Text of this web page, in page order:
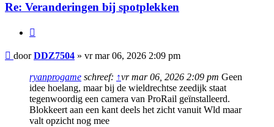
Re: Veranderingen bij spotplekken
Bericht
doorDDZ7504 » vr mar 06, 2026 2:09 pm
ryanprogame schreef: ↑vr mar 06, 2026 2:09 pm Geen
idee hoelang, maar bij de wieldrechtse zeedijk staat
tegenwoordig een camera van ProRail geïnstalleerd.
Blokkeert aan een kant deels het zicht vanuit Wld maar
valt opzicht nog mee